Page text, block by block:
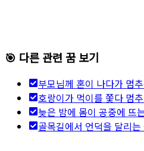
🎯 다른 관련 꿈 보기
부모님께 혼이 나다가 멈
호랑이가 먹이를 쫓다 멈
늦은 밤에 몸이 공중에 뜨
골목길에서 언덕을 달리